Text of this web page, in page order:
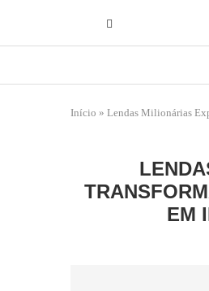
Início » Lendas Milionárias
EM